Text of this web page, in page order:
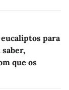
para
que os